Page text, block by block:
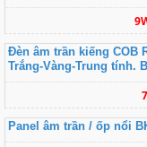
Đèn âm trần kiếng COB
Trắng-Vàng-Trung tính.
Panel âm trần / ốp nổi